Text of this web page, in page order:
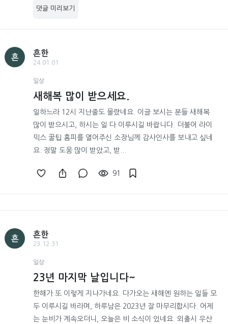
댓글 미리보기
흔
흔한
24.01.01
일상
새해복 많이 받으세요.
일하느라 12시 지난줄도 몰랐네요. 이글 보시는 분들 새해복
많이 받으시고, 하시는 일 다 이루시길 바랍니다. 더불어 라이
믹스 꿀팁 홈피를 열어주신 소장님께 감사인사를 보내고 싶네
요. 정말 도움 많이 받았고, 받...
91
흔
흔한
23.12.31
일상
23년 마지막 날입니다~
한해가 또 이렇게 지나가네요. 다가오는 새해엔 원하는 일들 모
두 이루시길 바라며, 하루남은 2023년 잘 마무리합시다. 어제
는 눈비가 계속오더니, 오늘은 비 소식이 있네요. 외출시 우산